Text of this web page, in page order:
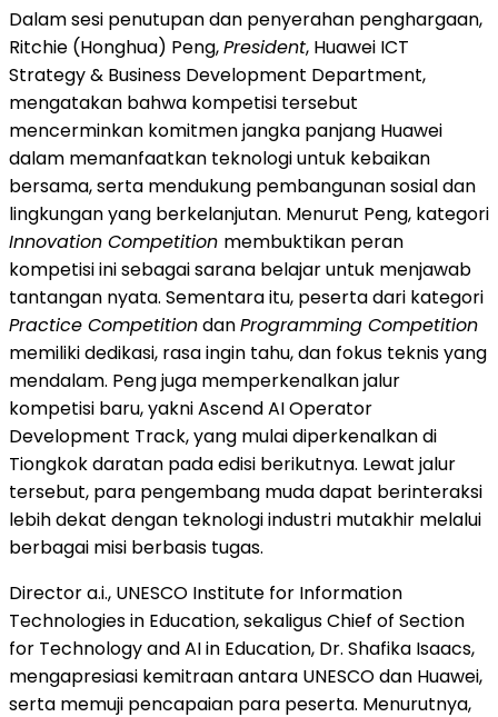
Dalam sesi penutupan dan penyerahan penghargaan,
Ritchie (Honghua) Peng,President, Huawei ICT
Strategy & Business Development Department,
mengatakan bahwa kompetisi tersebut
mencerminkan komitmen jangka panjang Huawei
dalam memanfaatkan teknologi untuk kebaikan
bersama, serta mendukung pembangunan sosial dan
lingkungan yang berkelanjutan. Menurut Peng, kategori
Innovation Competition membuktikan peran
kompetisi ini sebagai sarana belajar untuk menjawab
tantangan nyata. Sementara itu, peserta dari kategori
Practice CompetitiondanProgramming Competition
memiliki dedikasi, rasa ingin tahu, dan fokus teknis yang
mendalam. Peng juga memperkenalkan jalur
kompetisi baru, yakni Ascend AI Operator
Development Track, yang mulai diperkenalkan di
Tiongkok daratan pada edisi berikutnya. Lewat jalur
tersebut, para pengembang muda dapat berinteraksi
lebih dekat dengan teknologi industri mutakhir melalui
berbagai misi berbasis tugas.
Director a.i., UNESCO Institute for Information
Technologies in Education, sekaligus Chief of Section
for Technology and AI in Education, Dr. Shafika Isaacs,
mengapresiasi kemitraan antara UNESCO dan Huawei,
serta memuji pencapaian para peserta. Menurutnya,